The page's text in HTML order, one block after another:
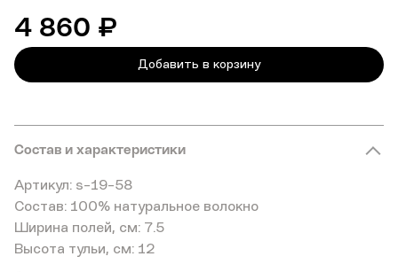
4 860 ₽
Добавить в корзину
Состав и характеристики
Артикул: s-19-58
Состав: 100% натуральное волокно
Ширина полей, см: 7.5
Высота тульи, см: 12